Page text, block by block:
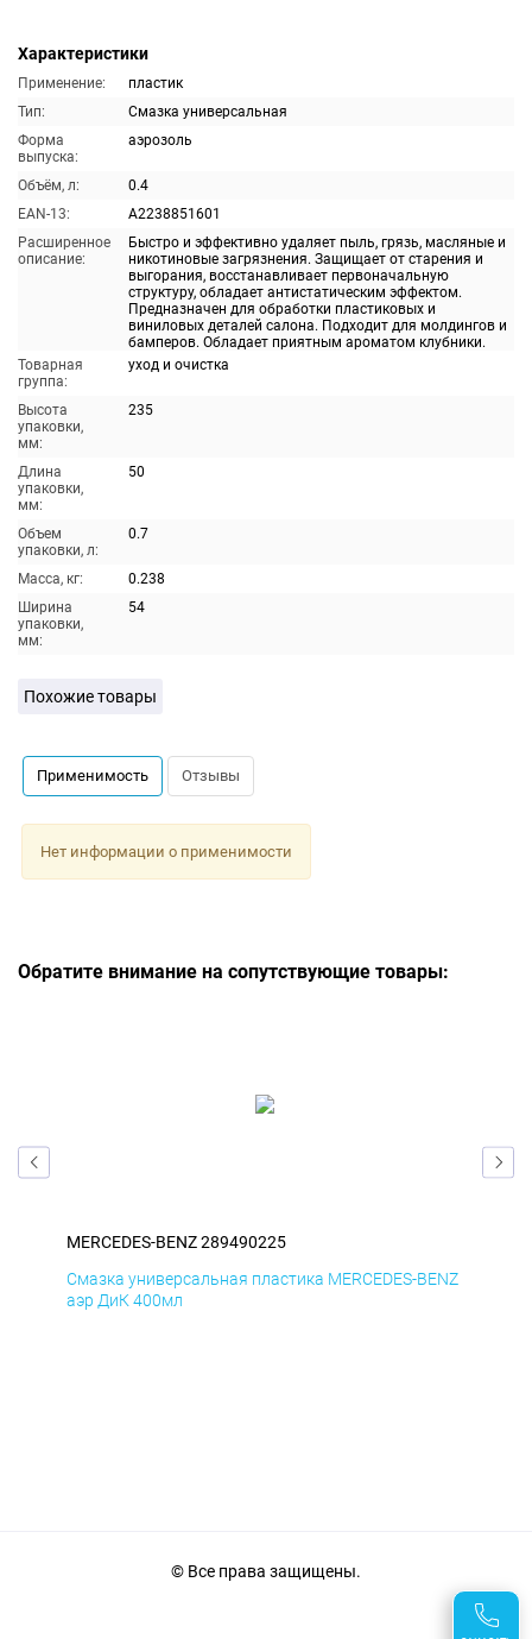
Характеристики
Применение:
пластик
Тип:
Смазка универсальная
Форма
выпуска:
аэрозоль
Объём, л:
0.4
EAN-13:
A2238851601
Расширенное
описание:
Быстро и эффективно удаляет пыль, грязь, масляные и
никотиновые загрязнения. Защищает от старения и
выгорания, восстанавливает первоначальную
структуру, обладает антистатическим эффектом.
Предназначен для обработки пластиковых и
виниловых деталей салона. Подходит для молдингов и
бамперов. Обладает приятным ароматом клубники.
Товарная
группа:
уход и очистка
Высота
упаковки,
мм:
235
Длина
упаковки,
мм:
50
Объем
упаковки, л:
0.7
Масса, кг:
0.238
Ширина
упаковки,
мм:
54
Похожие товары
Применимость Отзывы
Нет информации о применимости
Обратите внимание на сопутствующие товары:
MERCEDES-BENZ 289490225
Смазка универсальная пластика MERCEDES-BENZ
аэр ДиК 400мл
© Все права защищены.